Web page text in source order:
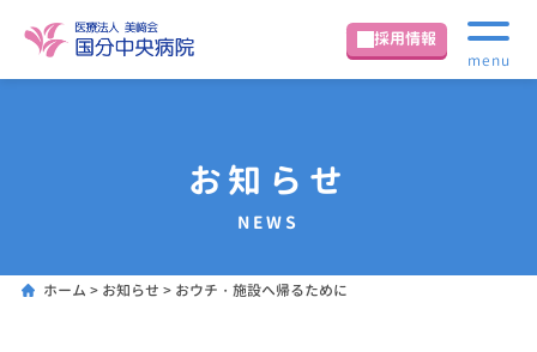
menu
採用情報
お知らせ
NEWS
ホーム > お知らせ > おウチ・施設へ帰るために